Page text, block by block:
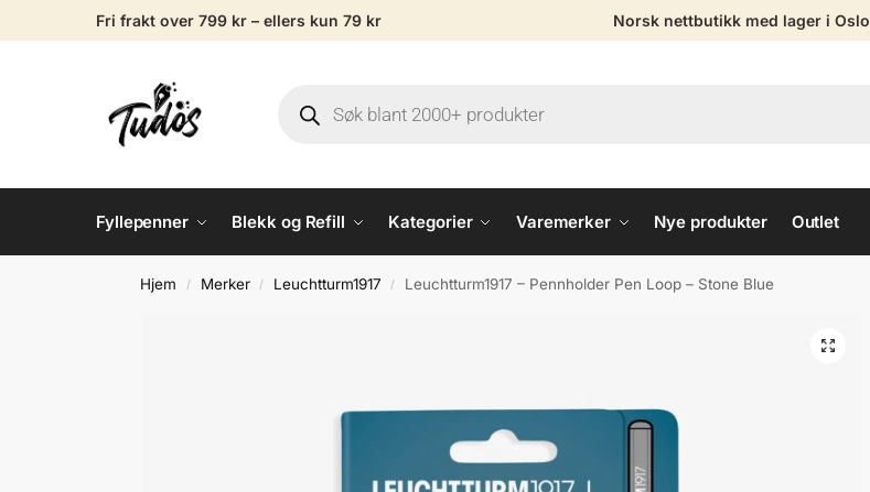
Fri frakt over 799 kr – ellers kun 79 kr Norsk nettbutikk med lager i Oslo
Fyllepenner Blekk og Refill Kategorier Varemerker Nye produkter Outlet
Hjem / Merker / Leuchtturm1917 / Leuchtturm1917 – Pennholder Pen Loop – Stone Blue